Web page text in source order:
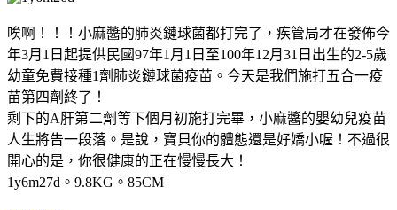
唉啊！！！小麻醬的肺炎鏈球菌都打完了，疾管局才在發佈今
年3月1日起提供民國97年1月1日至100年12月31日出生的2-5歲
幼童免費接種1劑肺炎鏈球菌疫苗。今天是我們施打五合一疫
苗第四劑終了！
剩下的A肝第二劑等下個月初施打完畢，小麻醬的嬰幼兒疫苗
人生將告一段落。是說，寶貝你的體態還是好嬌小喔！不過很
開心的是，你很健康的正在慢慢長大！
1y6m27d。9.8KG。85CM